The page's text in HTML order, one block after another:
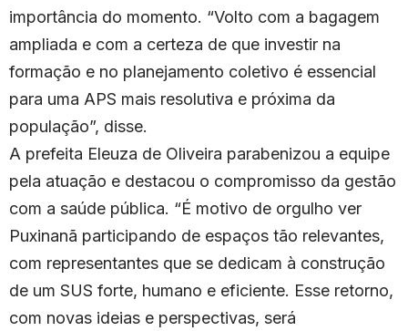
importância do momento. “Volto com a bagagem
ampliada e com a certeza de que investir na
formação e no planejamento coletivo é essencial
para uma APS mais resolutiva e próxima da
população”, disse.
A prefeita Eleuza de Oliveira parabenizou a equipe
pela atuação e destacou o compromisso da gestão
com a saúde pública. “É motivo de orgulho ver
Puxinanã participando de espaços tão relevantes,
com representantes que se dedicam à construção
de um SUS forte, humano e eficiente. Esse retorno,
com novas ideias e perspectivas, será